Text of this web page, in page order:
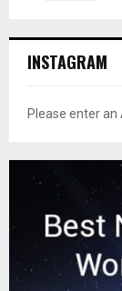
INSTAGRAM
Please enter an